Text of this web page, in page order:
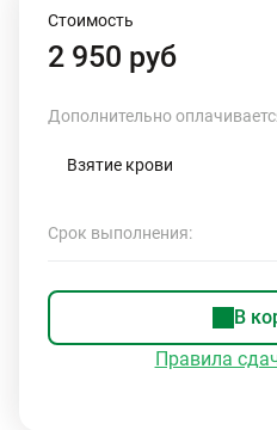
Стоимость
2 950 руб
Дополнительно
Взятие крови
Срок выполнения:
В
Правила